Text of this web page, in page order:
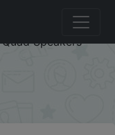
DOOGEE
11" 2.4K TÜV
Speakers